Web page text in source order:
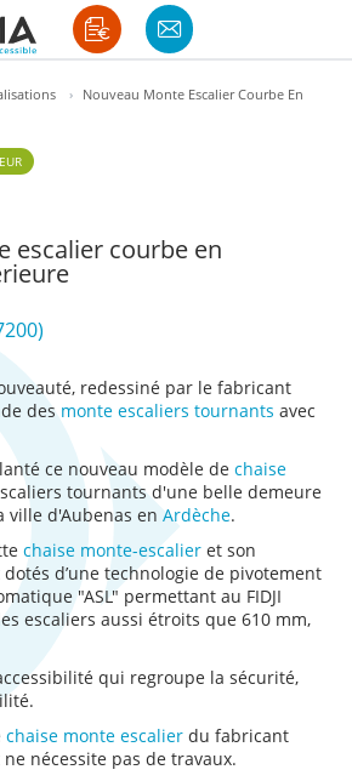
› Nouveau Monte Escalier Courbe En
escalier courbe en
redessiné par le fabricant
des monte escaliers tournants avec
ce nouveau modèle de chaise
tournants d'une belle demeure
d'Aubenas en Ardèche.
chaise monte-escalieret son
d’une technologie de pivotement
"ASL" permettant au FIDJI
escaliers aussi étroits que 610 mm,
qui regroupe la sécurité,
chaise monte escalierdu fabricant
ne nécessite pas de travaux.